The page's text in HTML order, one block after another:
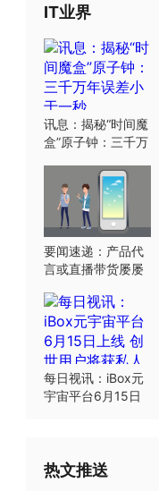
IT业界
讯息：揭秘“时间魔
盒”原子钟：三千万
要闻速递：产品代
言或直播带货屡屡
弦明星要绷紧
每日视讯：iBox元
宇宙平台6月15日
热文推送